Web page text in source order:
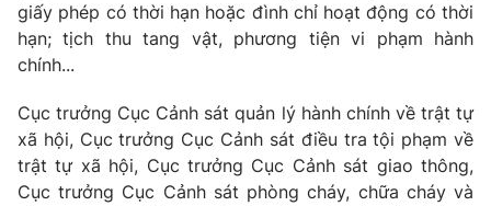
giấy phép có thời hạn hoặc đình chỉ hoạt động có thời
hạn; tịch thu tang vật, phương tiện vi phạm hành
chính...
Cục trưởng Cục Cảnh sát quản lý hành chính về trật tự
xã hội, Cục trưởng Cục Cảnh sát điều tra tội phạm về
trật tự xã hội, Cục trưởng Cục Cảnh sát giao thông,
Cục trưởng Cục Cảnh sát phòng cháy, chữa cháy và